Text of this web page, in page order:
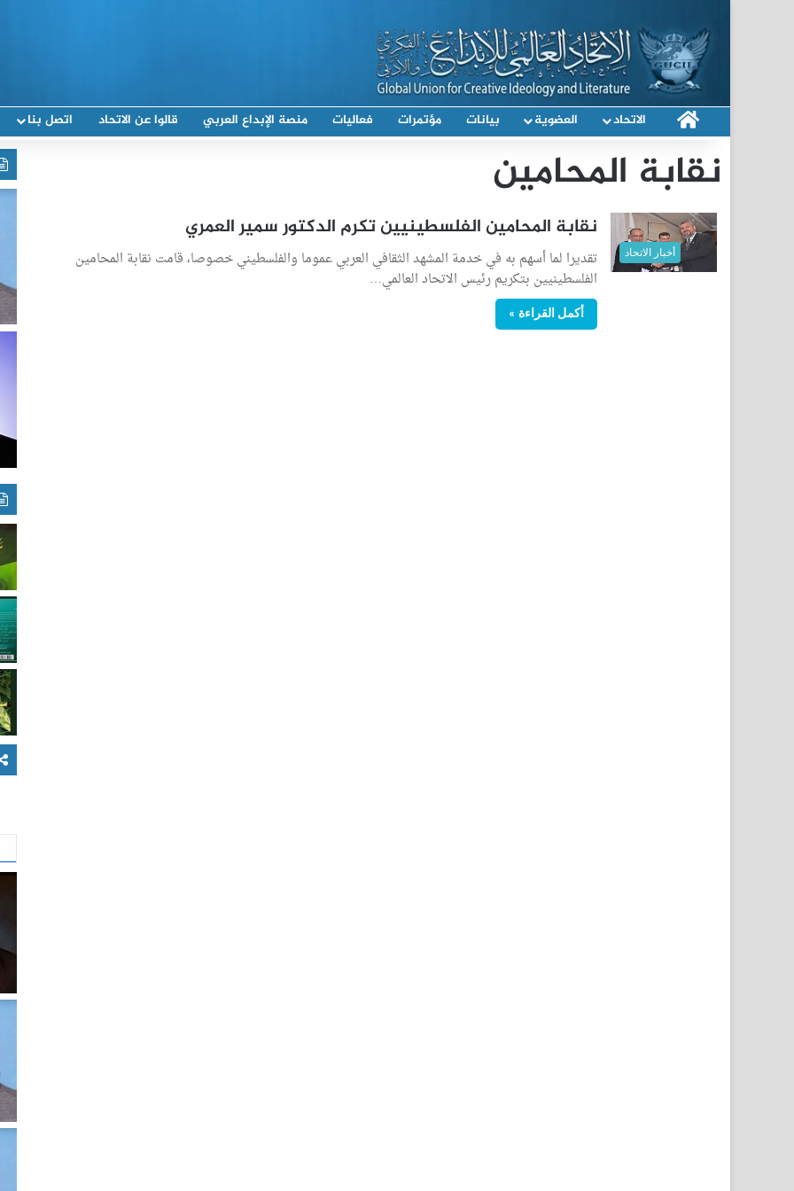
الرئيسيةالاتحاد العضوية بيانات مؤتمرات فعاليات منصة الإبداع العربي قالوا عن الاتحاد اتصل بنا
نقابة المحامين
أخبار الاتحاد
نقابة المحامين الفلسطينيين تكرم الدكتور سمير العمري
تقديرا لما أسهم به في خدمة المشهد الثقافي العربي عموما والفلسطيني خصوصا، قامت نقابة المحامين
الفلسطينيين بتكريم رئيس الاتحاد العالمي…
أكمل القراءة »